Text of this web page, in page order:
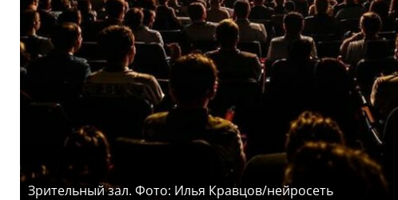
Зрительный зал. Фото: Илья Кравцов/нейросеть